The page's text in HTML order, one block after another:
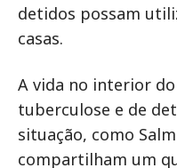
detidos possam
casas.
A vida no interior
tuberculose e de
situação, como
compartilham um